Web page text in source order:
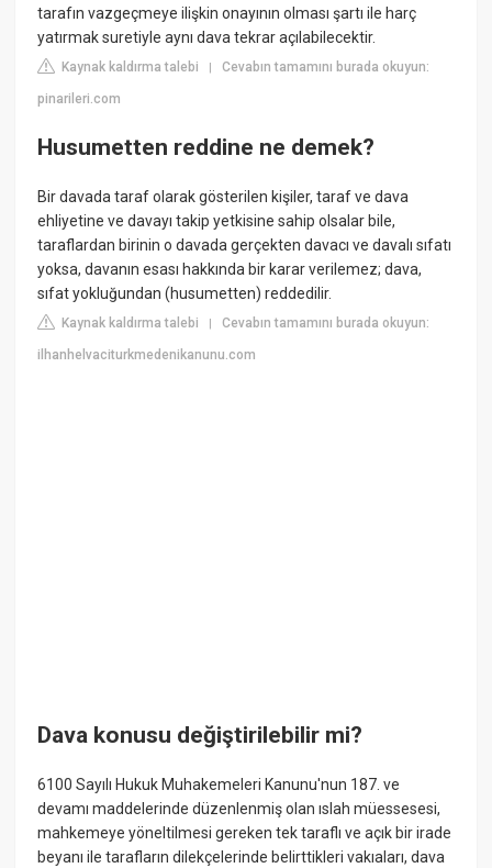
tarafın vazgeçmeye ilişkin onayının olması şartı ile harç
yatırmak suretiyle aynı dava tekrar açılabilecektir.
Kaynak kaldırma talebi |Cevabın tamamını burada okuyun:
pinarileri.com
Husumetten reddine ne demek?
Bir davada taraf olarak gösterilen kişiler, taraf ve dava
ehliyetine ve davayı takip yetkisine sahip olsalar bile,
taraflardan birinin o davada gerçekten davacı ve davalı sıfatı
yoksa, davanın esası hakkında bir karar verilemez; dava,
sıfat yokluğundan (husumetten) reddedilir.
Kaynak kaldırma talebi |Cevabın tamamını burada okuyun:
ilhanhelvaciturkmedenikanunu.com
Dava konusu değiştirilebilir mi?
6100 Sayılı Hukuk Muhakemeleri Kanunu'nun 187. ve
devamı maddelerinde düzenlenmiş olan ıslah müessesesi,
mahkemeye yöneltilmesi gereken tek taraflı ve açık bir irade
beyanı ile tarafların dilekçelerinde belirttikleri vakıaları, dava